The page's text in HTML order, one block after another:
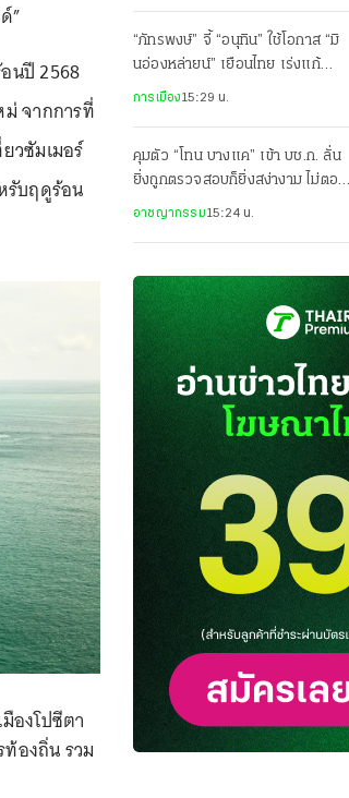
”
นปี 2568
จากการที่
วซัมเมอร์
รับฤดูร้อน
องโปซีตา
องถิ่น รวม
“ภัทรพงษ์” จี้ “อนุทิน” ใช้โอกาส “มิ
นอ่องหล่ายน์” เยือนไทย เร่งแก้
ปัญหาน้ำ-อากาศข้ามแดน
การเมือง15:29 น.
คุมตัว “โทน บางแค” เข้า บช.ก. ลั่น
ยิ่งถูกตรวจสอบก็ยิ่งสง่างาม ไม่ตอบ
อาชญากรรม15:24 น.